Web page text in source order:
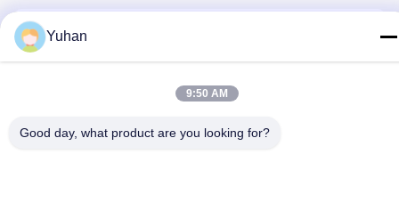
お問い合わせ
Yuhan
9:50 AM
Good day, what product are you looking for?